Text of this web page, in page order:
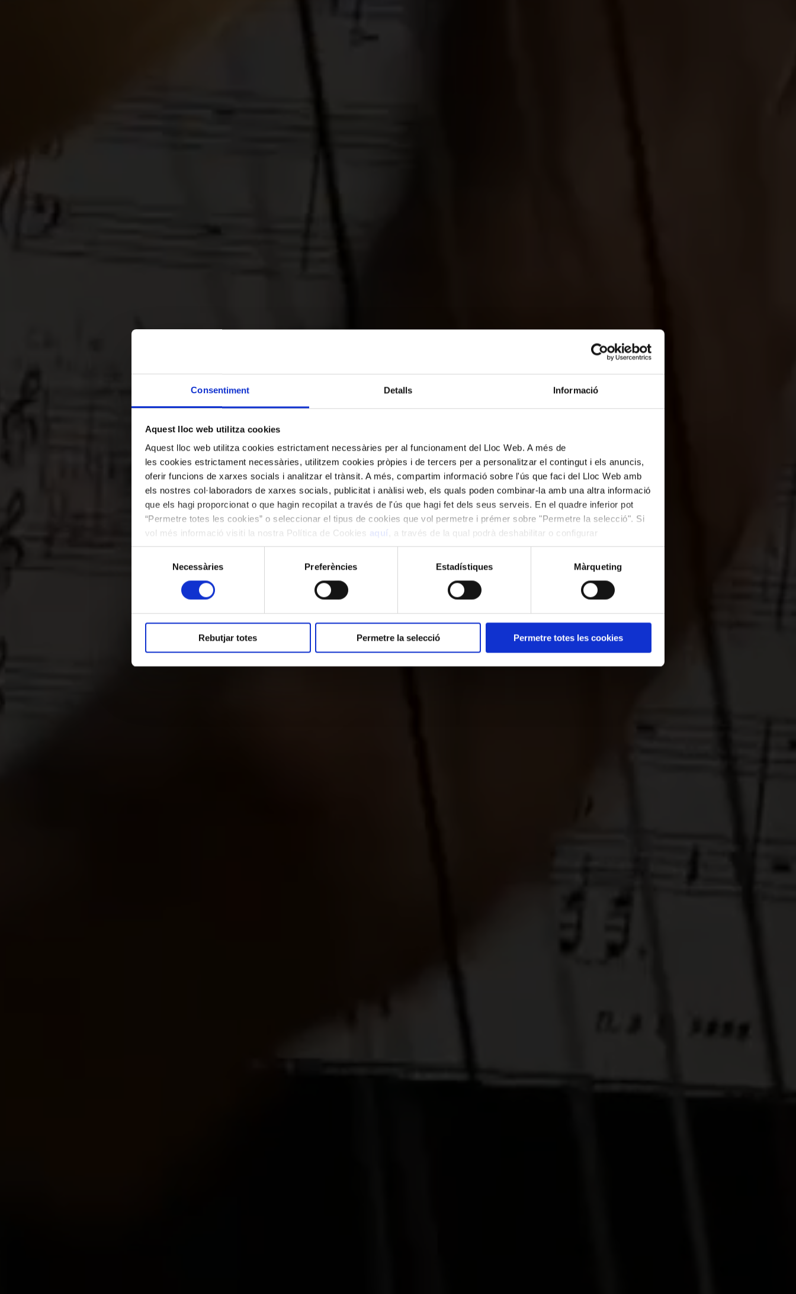
Consentiment Detalls Informació
Aquest lloc web utilitza cookies
Aquest lloc web utilitza cookies estrictament necessàries per al funcionament del Lloc Web. A més de
les cookies estrictament necessàries, utilitzem cookies pròpies i de tercers per a personalitzar el contingut i els anuncis,
oferir funcions de xarxes socials i analitzar el trànsit. A més, compartim informació sobre l'ús que faci del Lloc Web amb
els nostres col·laboradors de xarxes socials, publicitat i anàlisi web, els quals poden combinar-la amb una altra informació
que els hagi proporcionat o que hagin recopilat a través de l'ús que hagi fet dels seus serveis. En el quadre inferior pot
“Permetre totes les cookies” o seleccionar el tipus de cookies que vol permetre i prémer sobre "Permetre la selecció". Si
vol més informació visiti la nostra Política de Cookies aquí
, a través de la qual podrà deshabilitar o configurar
les cookies en qualsevol moment.
consentiment
Necessàries Preferències Estadístiques Màrqueting
Rebutjar totes Permetre la selecció Permetre totes les cookies
Català Español English
Viu l’experiència
Palau
PROGRAMACIÓ ORFEÓ CATALÀ VISITA EL PALAU